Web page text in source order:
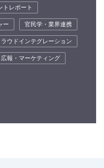
トレポート
ー
官民学・業界連携
ラウドインテグレーション
広報・マーケティング